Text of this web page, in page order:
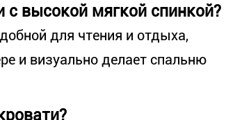
высокой мягкой спинкой?
для чтения и отдыха,
и визуально делает спальню